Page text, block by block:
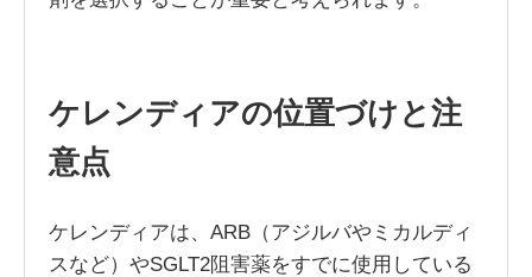
ケレンディアの位置づけと注
意点
ケレンディアは、ARB（アジルバやミカルディ
スなど）やSGLT2阻害薬をすでに使用している